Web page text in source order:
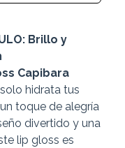
Brillo y
Capibara
hidrata tus
toque de alegría
divertido y una
lip gloss es